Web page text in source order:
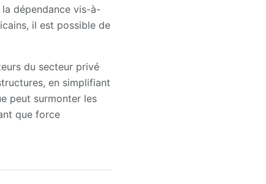
dépendance vis-à-
il est possible de
du secteur privé
en simplifiant
peut surmonter les
que force